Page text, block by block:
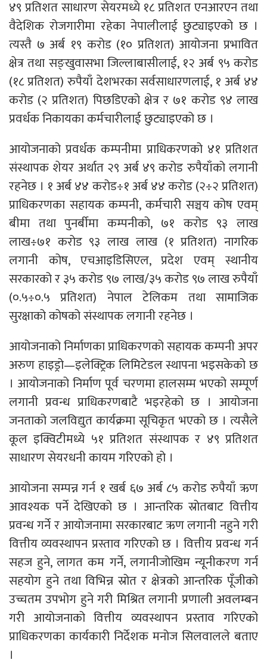
४९ प्रतिशत साधारण सेयरमध्ये १८ प्रतिशत एनआरएन तथा
वैदेशिक रोजगारीमा रहेका नेपालीलाई छुट्याइएको छ ।
त्यस्तै ७ अर्ब १९ करोड (१० प्रतिशत) आयोजना प्रभावित
क्षेत्र तथा सङ्खुवासभा जिल्लाबासीलाई, १२ अर्ब ९५ करोड
(१८ प्रतिशत) रुपैयाँ देशभरका सर्वसाधारणलाई, १ अर्ब ४४
करोड (२ प्रतिशत) पिछडिएको क्षेत्र र ७१ करोड ९४ लाख
प्रवर्धक निकायका कर्मचारीलाई छुट्याइएको छ ।
आयोजनाको प्रवर्धक कम्पनीमा प्राधिकरणको ४१ प्रतिशत
संस्थापक शेयर अर्थात २९ अर्ब ४९ करोड रुपैयाँको लगानी
रहनेछ । १ अर्ब ४४ करोड÷१ अर्ब ४४ करोड (२÷२ प्रतिशत)
प्राधिकरणका सहायक कम्पनी, कर्मचारी सञ्चय कोष एवम्
बीमा तथा पुनर्बीमा कम्पनीको, ७१ करोड ९३ लाख
लाख÷७१ करोड ९३ लाख लाख (१ प्रतिशत) नागरिक
लगानी कोष, एचआइडिसिएल, प्रदेश एवम् स्थानीय
सरकारको र ३५ करोड ९७ लाख/३५ करोड ९७ लाख रुपैयाँ
(०.५÷०.५ प्रतिशत) नेपाल टेलिकम तथा सामाजिक
सुरक्षाको कोषको संस्थापक लगानी रहनेछ ।
आयोजनाको निर्माणका प्राधिकरणको सहायक कम्पनी अपर
अरुण हाइड्रो—इलेक्ट्रिक लिमिटेडल स्थापना भइसकेको छ
। आयोजनाको निर्माण पूर्व चरणमा हालसम्म भएको सम्पूर्ण
लगानी प्रवन्ध प्राधिकरणबाटै भइरहेको छ । आयोजना
जनताको जलविद्युत कार्यक्रमा सूचिकृत भएको छ । त्यसैले
कूल इक्विटीमध्ये ५१ प्रतिशत संस्थापक र ४९ प्रतिशत
साधारण सेयरधनी कायम गरिएको हो ।
आयोजना सम्पन्न गर्न १ खर्ब ६७ अर्ब ८५ करोड रुपैयाँ ऋण
आवश्यक पर्ने देखिएको छ । आन्तरिक स्रोतबाट वित्तीय
प्रवन्ध गर्ने र आयोजनामा सरकारबाट ऋण लगानी नहुने गरी
वित्तीय व्यवस्थापन प्रस्ताव गरिएको छ । वित्तीय प्रवन्ध गर्न
सहज हुने, लागत कम गर्ने, लगानीजोखिम न्यूनीकरण गर्न
सहयोग हुने तथा विभिन्न स्रोत र क्षेत्रको आन्तरिक पूँजीको
उच्चतम उपभोग हुने गरी मिश्रित लगानी प्रणाली अवलम्बन
गरी आयोजनाको वित्तीय व्यवस्थापन प्रस्ताव गरिएको
प्राधिकरणका कार्यकारी निर्देशक मनोज सिलवालले बताए
।